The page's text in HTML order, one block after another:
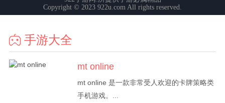
手游大全
mt online
mt online 是一款非常受人欢迎的卡牌策略类
手机游戏。...